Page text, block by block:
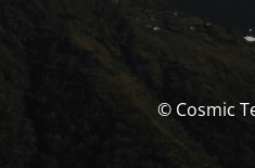
© Cosmic